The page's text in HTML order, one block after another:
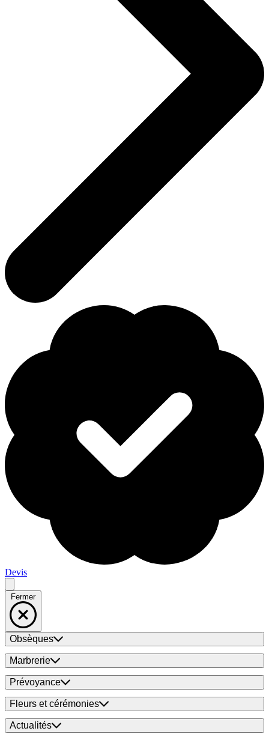
Devis
Fermer
Obsèques
Marbrerie
Prévoyance
Fleurs et cérémonies
Actualités